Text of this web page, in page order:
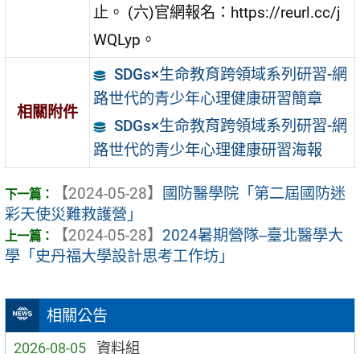
相關公告
2026-08-05 資料組
止。 (六)官網報名：https://reurl.cc/j
WQLyp。
相關附件
SDGs×生命教育跨領域系列研習-網
路世代的青少年心理健康研習簡章
SDGs×生命教育跨領域系列研習-網
路世代的青少年心理健康研習海報
【2024-05-28】
國防醫學院「第二屆國防迷
彩天使災難救護營」
【2024-05-28】 2024暑期營隊--臺北醫學大
學「史丹福大學設計思考工作坊」